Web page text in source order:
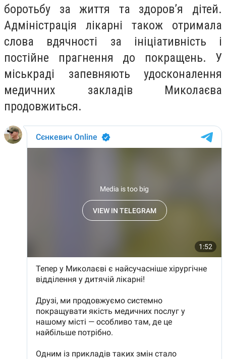
боротьбу за життя та здоров’я дітей.
Адміністрація лікарні також отримала
слова вдячності за ініціативність і
постійне прагнення до покращень. У
міськраді запевняють удосконалення
медичних закладів Миколаєва
продовжиться.